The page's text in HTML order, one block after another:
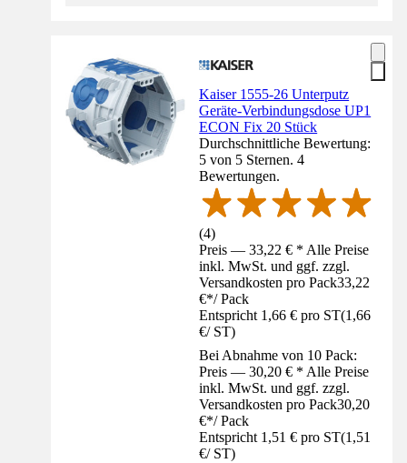
Kaiser 1555-26 Unterputz
Geräte-Verbindungsdose UP1
ECON Fix 20 Stück
Durchschnittliche Bewertung:
5 von 5 Sternen. 4
Bewertungen.
(4)
Preis — 33,22 € * Alle Preise
inkl. MwSt. und ggf. zzgl.
Versandkosten pro Pack33,22
€*/ Pack
Entspricht 1,66 € pro ST(1,66
€/ ST)
Bei Abnahme von 10 Pack:
Preis — 30,20 € * Alle Preise
inkl. MwSt. und ggf. zzgl.
Versandkosten pro Pack30,20
€*/ Pack
Entspricht 1,51 € pro ST(1,51
€/ ST)